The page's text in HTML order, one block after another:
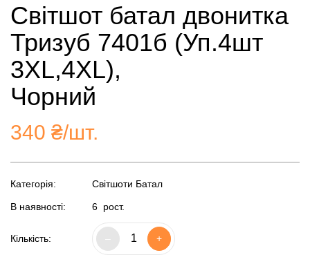
Світшот батал двонитка
Тризуб 7401б (Уп.4шт
3XL,4XL),
Чорний
340 ₴/шт.
Категорія: Світшоти Батал
В наявності: 6 рост.
Кількість: +